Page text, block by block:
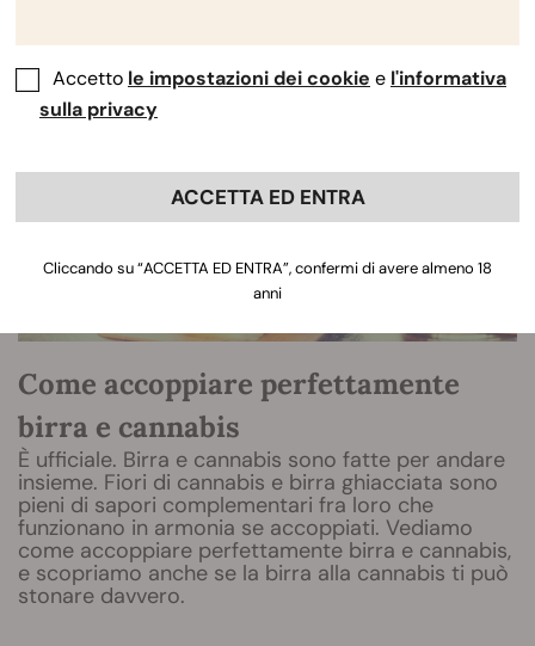
Come accoppiare perfettamente
birra e cannabis
È ufficiale. Birra e cannabis sono fatte per andare
insieme. Fiori di cannabis e birra ghiacciata sono
pieni di sapori complementari fra loro che
funzionano in armonia se accoppiati. Vediamo
come accoppiare perfettamente birra e cannabis,
e scopriamo anche se la birra alla cannabis ti può
stonare davvero.
Accetto le impostazioni dei cookie e l'informativa
sulla privacy
ACCETTA ED ENTRA
Cliccando su “ACCETTA ED ENTRA”, confermi di avere almeno 18
anni